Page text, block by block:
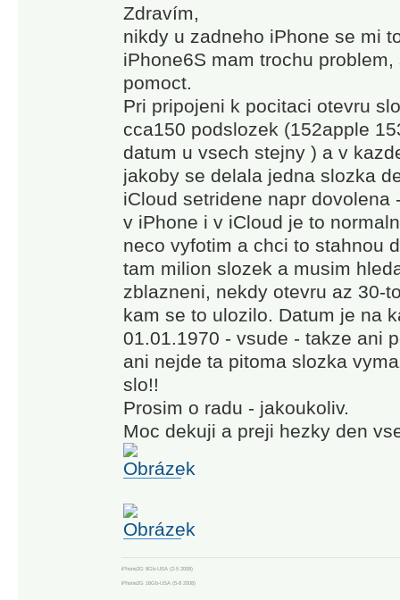
Zdravím,
nikdy u zadneho iPhone se mi
iPhone6S mam trochu
pomoct.
Pri pripojeni k pocitaci otevru
cca150 podslozek (152apple
datum u vsech stejny ) a v
jakoby se delala jedna slozka
iCloud setridene napr dovolena
v iPhone i v iCloud je to
neco vyfotim a chci to stahnou
tam milion slozek a musim
zblazneni, nekdy otevru az 30-
kam se to ulozilo. Datum je na
01.01.1970 - vsude - takze ani
ani nejde ta pitoma slozka
slo!!
Prosim o radu - jakoukoliv.
Moc dekuji a preji hezky den
iPhone2G 8Gb-USA (2-5 2008)
iPhone2G 16Gb-USA (5-8 2008)